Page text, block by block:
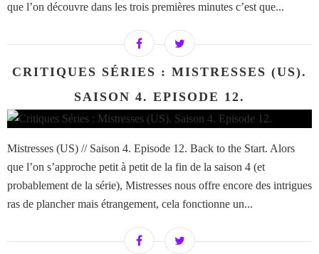
que l’on découvre dans les trois premières minutes c’est que...
CRITIQUES SÉRIES : MISTRESSES (US).
SAISON 4. EPISODE 12.
Mistresses (US) // Saison 4. Episode 12. Back to the Start. Alors
que l’on s’approche petit à petit de la fin de la saison 4 (et
probablement de la série), Mistresses nous offre encore des intrigues
ras de plancher mais étrangement, cela fonctionne un...